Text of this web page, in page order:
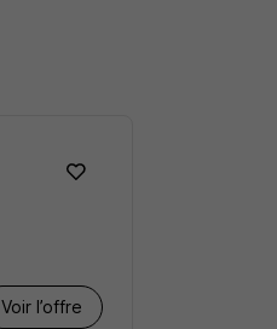
Voir l’offre